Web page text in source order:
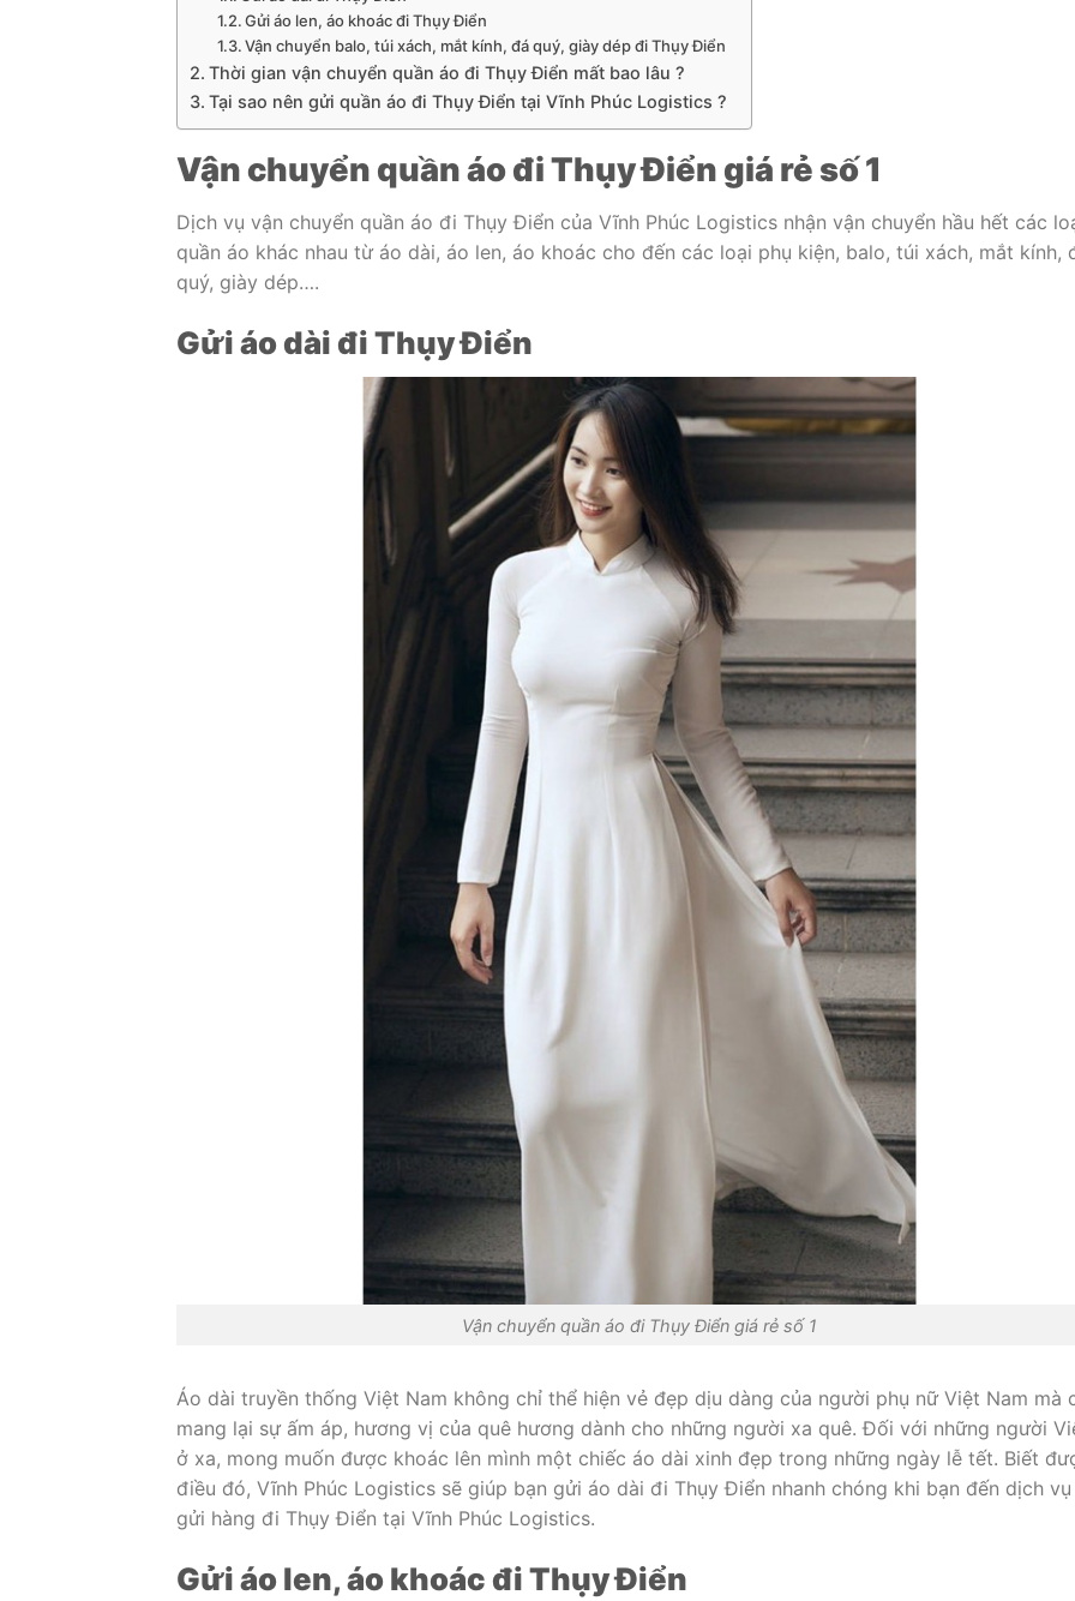
Gửi áo len, áo khoác đi Thụy Điển
Vận chuyển balo, túi xách, mắt kính, đá quý, giày dép đi Thụy Điển
Thời gian vận chuyển quần áo đi Thụy Điển mất bao lâu ?
Tại sao nên gửi quần áo đi Thụy Điển tại Vĩnh Phúc Logistics ?
Vận chuyển quần áo đi Thụy Điển giá rẻ số 1
Dịch vụ vận chuyển quần áo đi Thụy Điển của Vĩnh Phúc Logistics nhận vận chuyển hầu hết các
quần áo khác nhau từ áo dài, áo len, áo khoác cho đến các loại phụ kiện, balo, túi xách, mắt kính,
quý, giày dép….
Gửi áo dài đi Thụy Điển
Vận chuyển quần áo đi Thụy Điển giá rẻ số 1
Áo dài truyền thống Việt Nam không chỉ thể hiện vẻ đẹp dịu dàng của người phụ nữ Việt Nam mà
mang lại sự ấm áp, hương vị của quê hương dành cho những người xa quê. Đối với những người
ở xa, mong muốn được khoác lên mình một chiếc áo dài xinh đẹp trong những ngày lễ tết. Biết
điều đó, Vĩnh Phúc Logistics sẽ giúp bạn gửi áo dài đi Thụy Điển nhanh chóng khi bạn đến dịch vụ
gửi hàng đi Thụy Điển tại Vĩnh Phúc Logistics.
Gửi áo len, áo khoác đi Thụy Điển